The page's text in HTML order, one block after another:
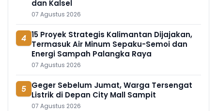
dan Kalsel
07 Agustus 2026
4 15 Proyek Strategis Kalimantan Dijajakan,
Termasuk Air Minum Sepaku-Semoi dan
Energi Sampah Palangka Raya
07 Agustus 2026
5 Geger Sebelum Jumat, Warga Tersengat
Listrik di Depan City Mall Sampit
07 Agustus 2026